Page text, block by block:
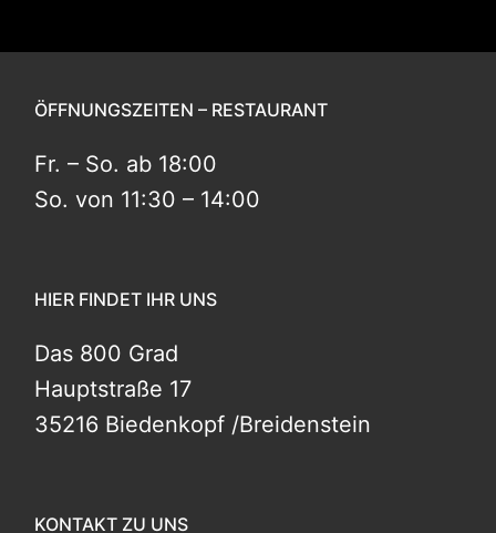
ÖFFNUNGSZEITEN – RESTAURANT
Fr. – So. ab 18:00
So. von 11:30 – 14:00
HIER FINDET IHR UNS
Das 800 Grad
Hauptstraße 17
35216 Biedenkopf /Breidenstein
KONTAKT ZU UNS